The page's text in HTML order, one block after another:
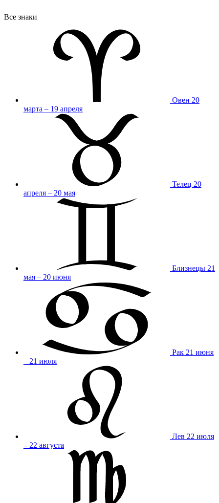
Все знаки
Овен 20
марта – 19 апреля
Телец 20
апреля – 20 мая
Близнецы 21
мая – 20 июня
Рак 21 июня
– 21 июля
Лев 22 июля
– 22 августа